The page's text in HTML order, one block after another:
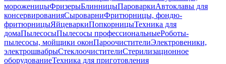
мороженицыФризерыБлинницыПароваркиАвтоклавы для
консервированияСыроварниФритюрницы, фондю-
фритюрницыЯйцеваркиПопкорницыТехника для
домаПылесосыПылесосы профессиональныеРоботы-
пылесосы, мойщики оконПароочистителиЭлектровеники,
электрошвабрыСтеклоочистителиСтерилизационное
оборудованиеТехника для приготовления